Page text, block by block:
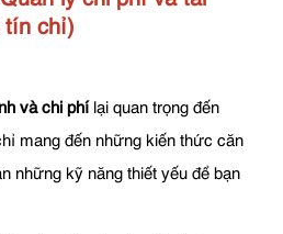
tín chỉ)
và chi phí lại quan trọng đến
mang đến những kiến thức căn
những kỹ năng thiết yếu để bạn